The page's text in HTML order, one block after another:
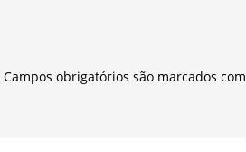
Campos obrigatórios são marcados com